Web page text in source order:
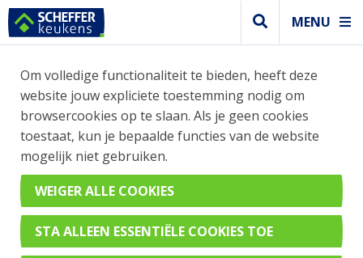
MENU
WEBSHOP BESTELLINGEN
Je kan tijdelijk geen bestelling plaatsen. Wil je je
vast oriënteren? Vergelijk eenvoudig apparaten
en merken met elkaar. Klik hier voor meer
informatie.
Kookplaat
ETNA KIF6472ZT
Om volledige functionaliteit te bieden, heeft deze
website jouw expliciete toestemming nodig om
browsercookies op te slaan. Als je geen cookies
toestaat, kun je bepaalde functies van de website
mogelijk niet gebruiken.